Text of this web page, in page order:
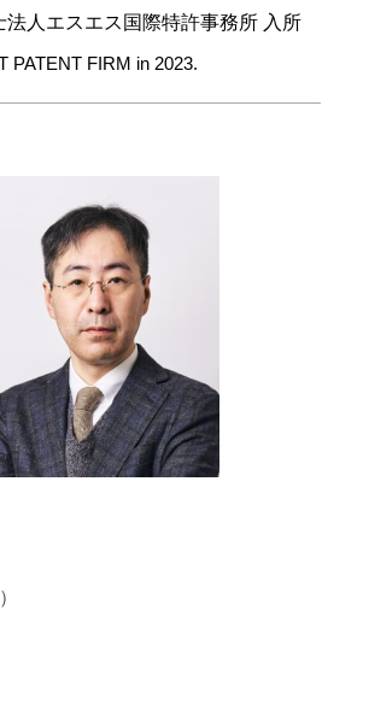
人エスエス国際特許事務所 入所
PATENT FIRM in 2023.